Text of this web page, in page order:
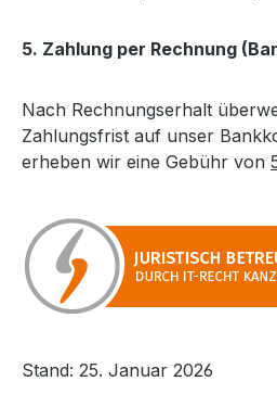
5. Zahlung per Rechnung
Nach Rechnungserhalt
Zahlungsfrist auf unser
erheben wir eine Gebühr von
Stand: 25. Januar 2026